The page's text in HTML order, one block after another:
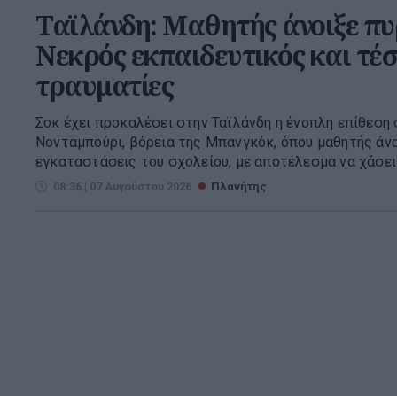
Ταϊλάνδη: Μαθητής άνοιξε
Νεκρός εκπαιδευτικός και
τραυματίες
Σοκ έχει προκαλέσει στην Ταϊλάνδη η ένοπλη
Νονταμπούρι, βόρεια της Μπανγκόκ, όπου μαθητής
εγκαταστάσεις του σχολείου, με αποτέλεσμα να
08:36 | 07 Αυγούστου 2026 Πλανήτης